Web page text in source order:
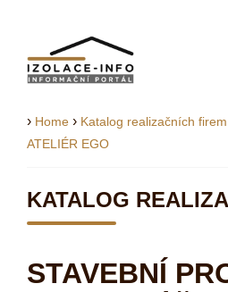
› Home › Katalog realizačních firem
ATELIÉR EGO
KATALOG
STAVEBNÍ